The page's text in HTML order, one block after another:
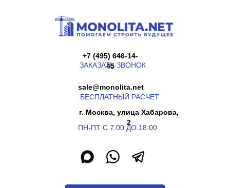
г. Москва, улица Хабарова,
ПН-ПТ С 7:00 ДО 18:00
45
ЗАКАЗАТЬ ЗВОНОК
БЕСПЛАТНЫЙ РАСЧЕТ